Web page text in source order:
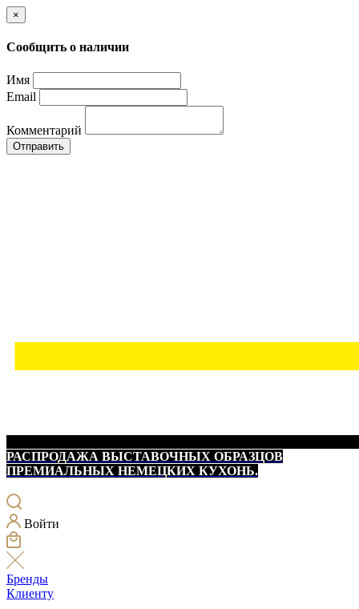
×
Сообщить о наличии
Имя
Email
Комментарий
Отправить
РАСПРОДАЖА ВЫСТАВОЧНЫХ ОБРАЗЦОВ
ПРЕМИАЛЬНЫХ НЕМЕЦКИХ КУХОНЬ.
Войти
Бренды
Клиенту